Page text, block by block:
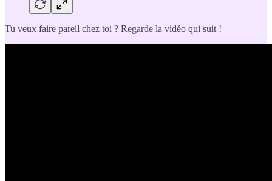
Tu veux faire pareil chez toi ? Regarde la vidéo qui suit !